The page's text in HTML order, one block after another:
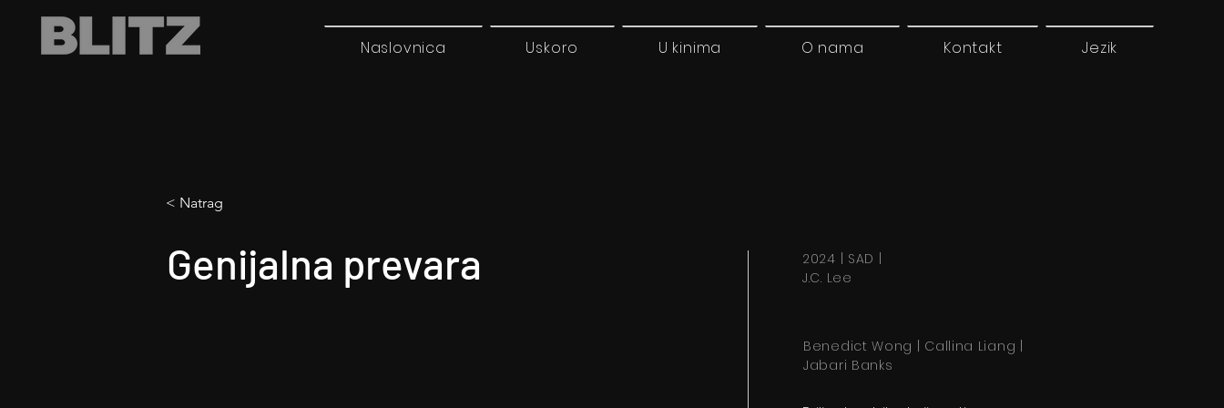
Naslovnica Uskoro U kinima O nama Kontakt Jezik
< Natrag
Genijalna prevara
2024 | SAD |
J.C. Lee
Benedict Wong | Callina Liang |
Jabari Banks